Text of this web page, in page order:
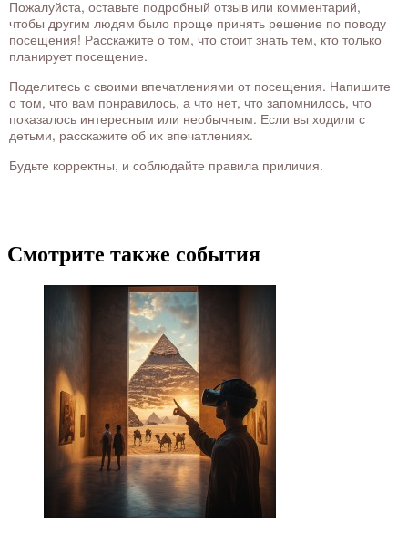
Пожалуйста, оставьте подробный отзыв или комментарий,
чтобы другим людям было проще принять решение по поводу
посещения! Расскажите о том, что стоит знать тем, кто только
планирует посещение.
Поделитесь с своими впечатлениями от посещения. Напишите
о том, что вам понравилось, а что нет, что запомнилось, что
показалось интересным или необычным. Если вы ходили с
детьми, расскажите об их впечатлениях.
Будьте корректны, и соблюдайте правила приличия.
Смотрите также события